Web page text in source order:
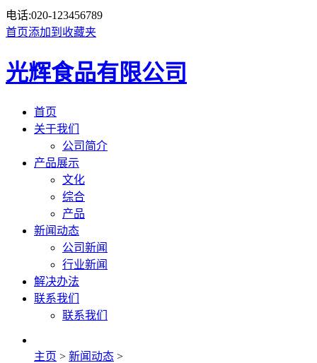
电话:020-123456789
首页添加到收藏夹
光辉食品有限公司
首页
关于我们
公司简介
产品展示
文化
综合
产品
新闻动态
公司新闻
行业新闻
解决办法
联系我们
联系我们
主页 > 新闻动态 >